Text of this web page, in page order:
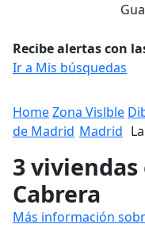
Recibe alertas con
Ir a Mis búsquedas
HomeZona Vislble
de Madrid Madrid
3
Cabrera
Más información